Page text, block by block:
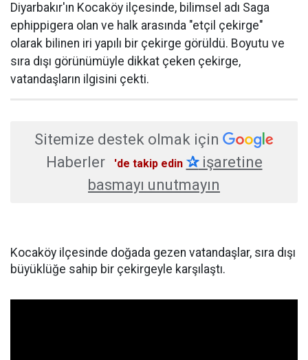
Diyarbakır'ın Kocaköy ilçesinde, bilimsel adı Saga
ephippigera olan ve halk arasında "etçil çekirge"
olarak bilinen iri yapılı bir çekirge görüldü. Boyutu ve
sıra dışı görünümüyle dikkat çeken çekirge,
vatandaşların ilgisini çekti.
Sitemize destek olmak için
Haberler
'de takip edin ✰işaretine
basmayı unutmayın
Kocaköy ilçesinde doğada gezen vatandaşlar, sıra dışı
büyüklüğe sahip bir çekirgeyle karşılaştı.